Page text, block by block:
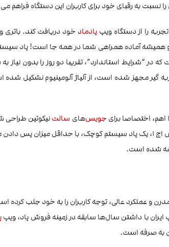
پادماد
شده است که در “شرایط استاندارد”، تقریبا دو روز را بدون
گیر مجهز شده است، از آلیاژ آلومینیوم نشکیل
جویس‌های سالتنیکوتین
دیگری با مقاومت 0.7 اهم، مناسب ایجویس‌های کم نیکوتین است. در نهایت، گیک ویپ وینکس اچ 1، یک پاد سیستم کوچک، با
شده است.
و عملکرد عالی، توجه کاربران را به خود جلب کرده
با داشتن سال‌ها سابقه در زمینه فروش پاد، ویپ
به صرفه است.